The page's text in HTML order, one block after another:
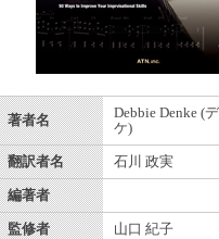
著者名
Debbie Denke (
ケ)
翻訳者名 石川 政実
編著者
監修者 山口 紀子